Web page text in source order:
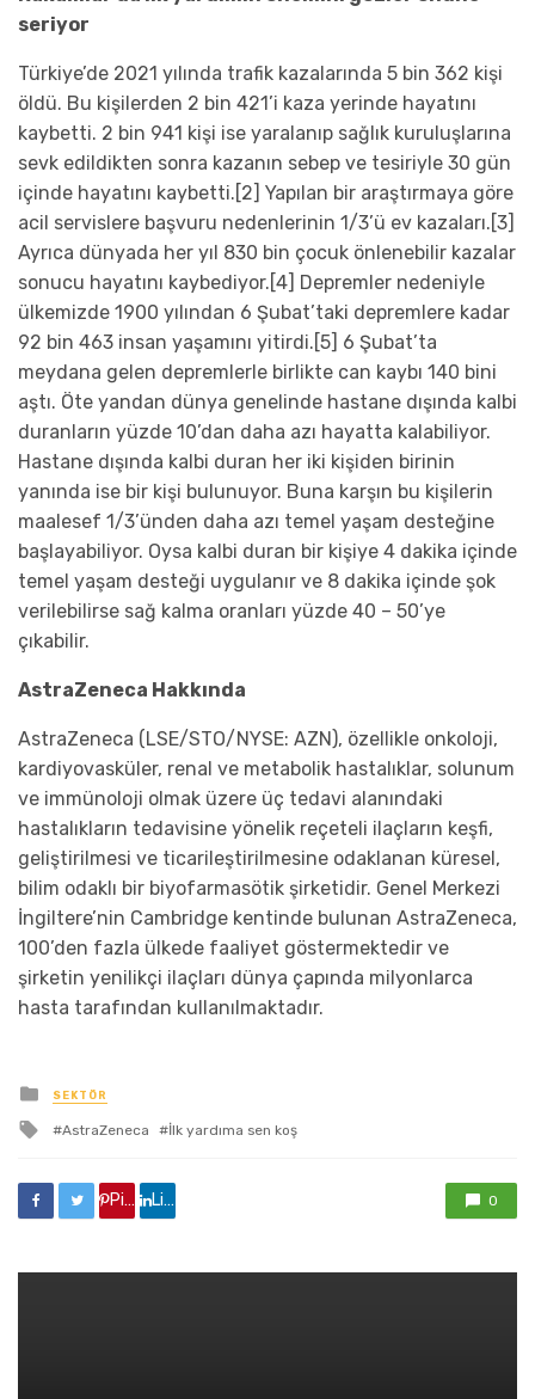
seriyor
Türkiye’de 2021 yılında trafik kazalarında 5 bin 362 kişi
öldü. Bu kişilerden 2 bin 421’i kaza yerinde hayatını
kaybetti. 2 bin 941 kişi ise yaralanıp sağlık kuruluşlarına
sevk edildikten sonra kazanın sebep ve tesiriyle 30 gün
içinde hayatını kaybetti.[2] Yapılan bir araştırmaya göre
acil servislere başvuru nedenlerinin 1/3’ü ev kazaları.[3]
Ayrıca dünyada her yıl 830 bin çocuk önlenebilir kazalar
sonucu hayatını kaybediyor.[4] Depremler nedeniyle
ülkemizde 1900 yılından 6 Şubat’taki depremlere kadar
92 bin 463 insan yaşamını yitirdi.[5] 6 Şubat’ta
meydana gelen depremlerle birlikte can kaybı 140 bini
aştı. Öte yandan dünya genelinde hastane dışında kalbi
duranların yüzde 10’dan daha azı hayatta kalabiliyor.
Hastane dışında kalbi duran her iki kişiden birinin
yanında ise bir kişi bulunuyor. Buna karşın bu kişilerin
maalesef 1/3’ünden daha azı temel yaşam desteğine
başlayabiliyor. Oysa kalbi duran bir kişiye 4 dakika içinde
temel yaşam desteği uygulanır ve 8 dakika içinde şok
verilebilirse sağ kalma oranları yüzde 40 – 50’ye
çıkabilir.
AstraZeneca Hakkında
AstraZeneca (LSE/STO/NYSE: AZN), özellikle onkoloji,
kardiyovasküler, renal ve metabolik hastalıklar, solunum
ve immünoloji olmak üzere üç tedavi alanındaki
hastalıkların tedavisine yönelik reçeteli ilaçların keşfi,
geliştirilmesi ve ticarileştirilmesine odaklanan küresel,
bilim odaklı bir biyofarmasötik şirketidir. Genel Merkezi
İngiltere’nin Cambridge kentinde bulunan AstraZeneca,
100’den fazla ülkede faaliyet göstermektedir ve
şirketin yenilikçi ilaçları dünya çapında milyonlarca
hasta tarafından kullanılmaktadır.
yayınlanan
SEKTÖR
ileAstraZeneca İlk yardıma sen koş
Pinterest'de paylaş Linkedin'de paylaş 0